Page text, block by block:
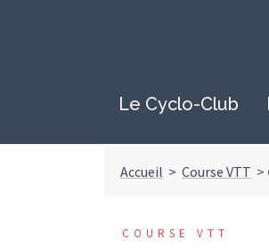
Le Cyclo-Club
Accueil > Course VTT >
COURSE VTT